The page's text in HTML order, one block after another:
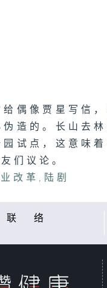
偶像贾星写信
造的。长山去
试点，这意味
们议论。
改革 , 陆剧
联 络